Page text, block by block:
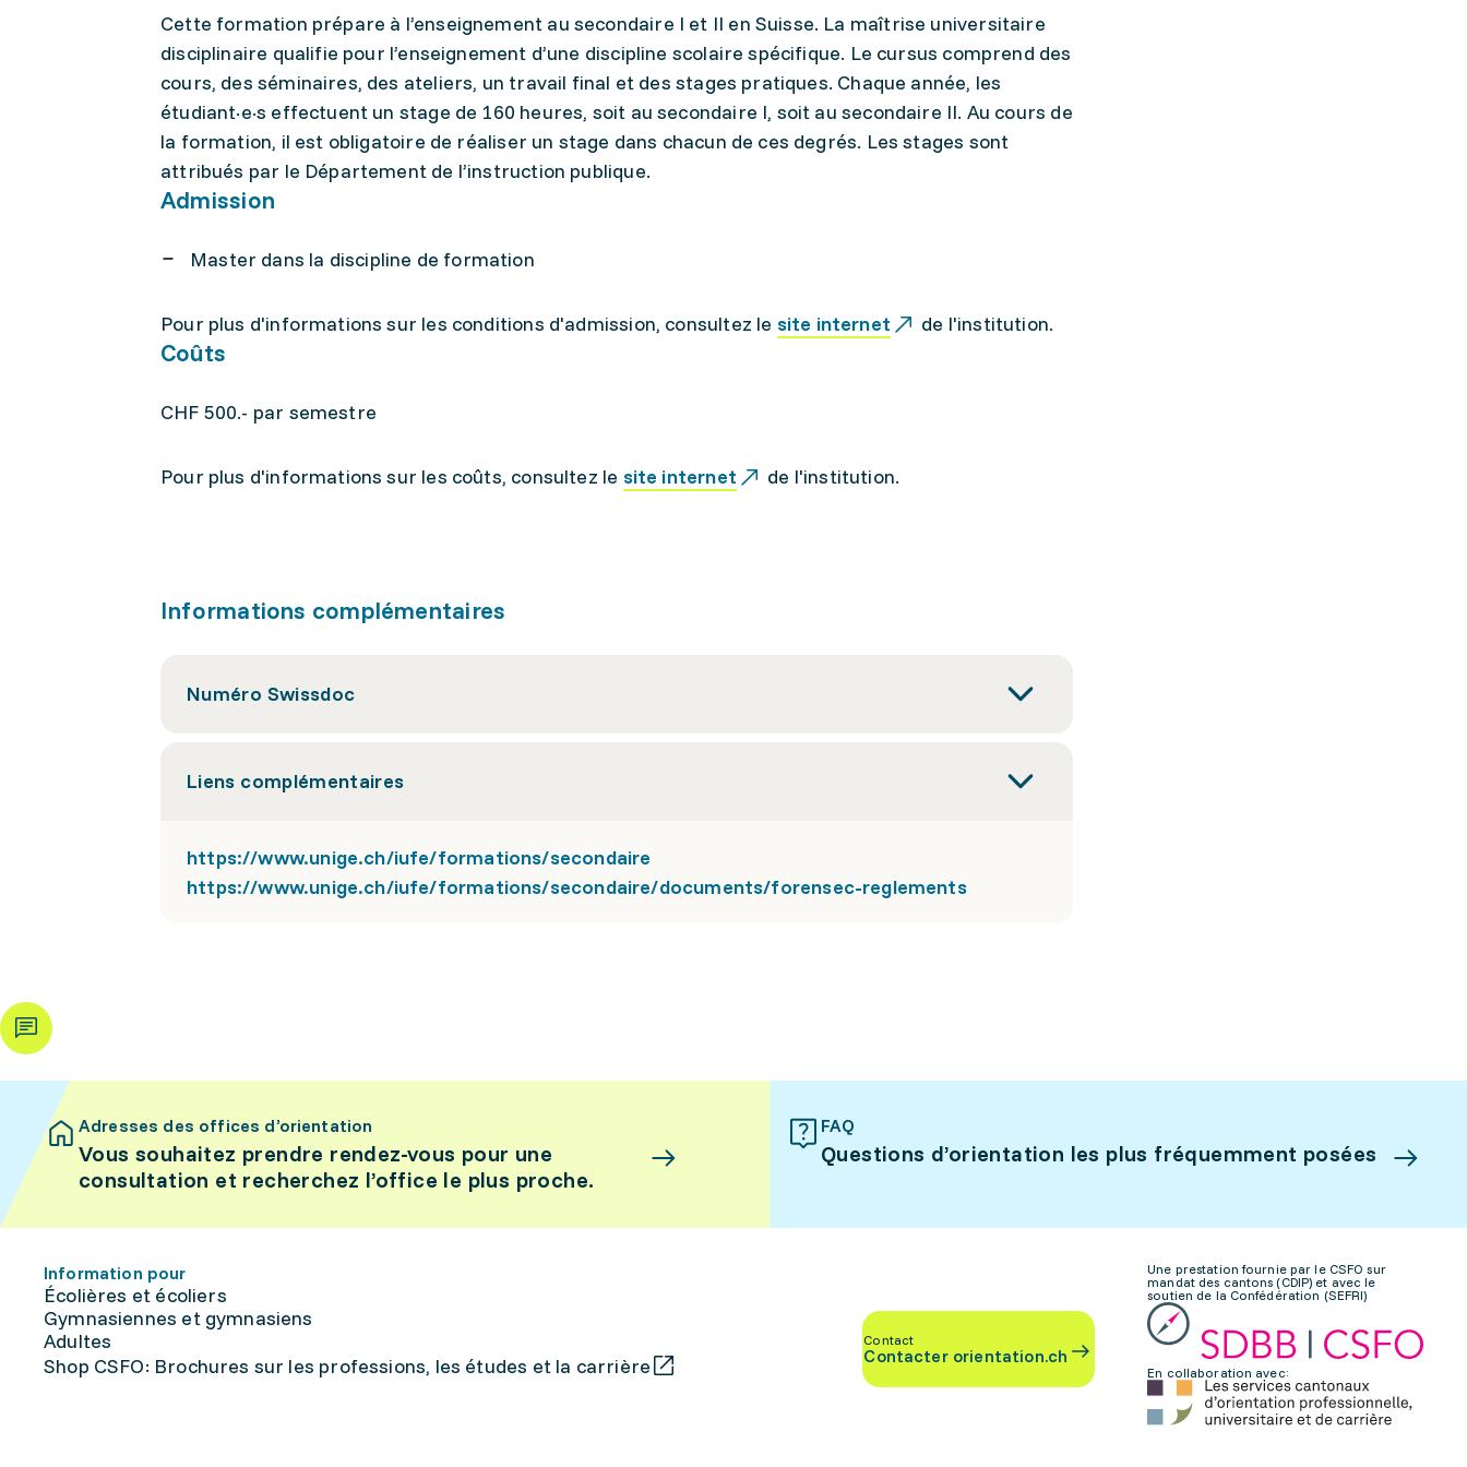
Cette formation prépare à l’enseignement au secondaire I et II en Suisse. La maîtrise universitaire
disciplinaire qualifie pour l’enseignement d’une discipline scolaire spécifique. Le cursus comprend des
cours, des séminaires, des ateliers, un travail final et des stages pratiques. Chaque année, les
étudiant·e·s effectuent un stage de 160 heures, soit au secondaire I, soit au secondaire II. Au cours de
la formation, il est obligatoire de réaliser un stage dans chacun de ces degrés. Les stages sont
attribués par le Département de l’instruction publique.
Admission
Master dans la discipline de formation
Pour plus d'informations sur les conditions d'admission, consultez le site internet de l'institution.
Coûts
CHF 500.- par semestre
Pour plus d'informations sur les coûts, consultez le site internet de l'institution.
Informations complémentaires
Numéro Swissdoc
Liens complémentaires
https://www.unige.ch/iufe/formations/secondaire
https://www.unige.ch/iufe/formations/secondaire/documents/forensec-reglements
Adresses des offices d’orientation
Vous souhaitez prendre rendez-vous pour une
consultation et recherchez l’office le plus proche.
FAQ
Questions d’orientation les plus fréquemment posées
Information pour
Écolières et écoliers
Gymnasiennes et gymnasiens
Adultes
Shop CSFO: Brochures sur les professions, les études et la carrière
Contact
Contacter orientation.ch
Une prestation fournie par le CSFO sur
mandat des cantons (CDIP) et avec le
soutien de la Confédération (SEFRI)
En collaboration avec: